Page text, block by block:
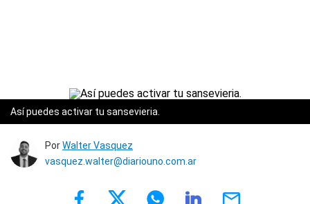
Así puedes activar tu sansevieria.
PorWalter Vasquez
vasquez.walter@diariouno.com.ar